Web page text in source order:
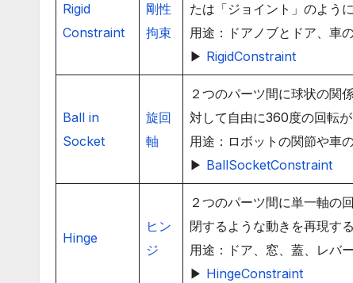
Rigid
Constraint
剛性
拘束
たは「ジョイント」のよう
用途：ドアノブとドア、車
▶ RigidConstraint
Ball in
Socket
旋回
軸
２つのパーツ間に球状の関
対して自由に360度の回転が
用途：ロボットの関節や車
▶ BallSocketConstraint
Hinge
ヒン
ジ
２つのパーツ間に単一軸の
閉するような動きを再現す
用途：ドア、窓、蓋、レバ
▶ HingeConstraint